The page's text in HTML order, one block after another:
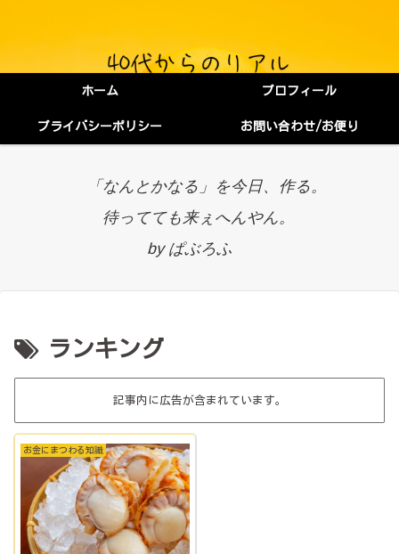
ホーム プロフィール
プライバシーポリシー お問い合わせ/お便り
「なんとかなる」を今日、作る。
待ってても来ぇへんやん。
by ぱぶろふ
ランキング
記事内に広告が含まれています。
お金にまつわる知識